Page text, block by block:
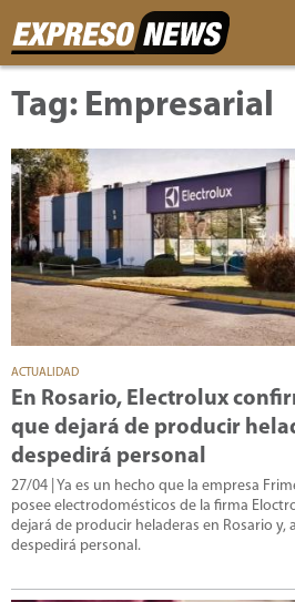
Tag: Empresarial
ACTUALIDAD
En Rosario, Electrolux
que dejará de producir
despedirá personal
27/04 | Ya es un hecho que la empresa
posee electrodomésticos de la firma
dejará de producir heladeras en Rosario y,
despedirá personal.